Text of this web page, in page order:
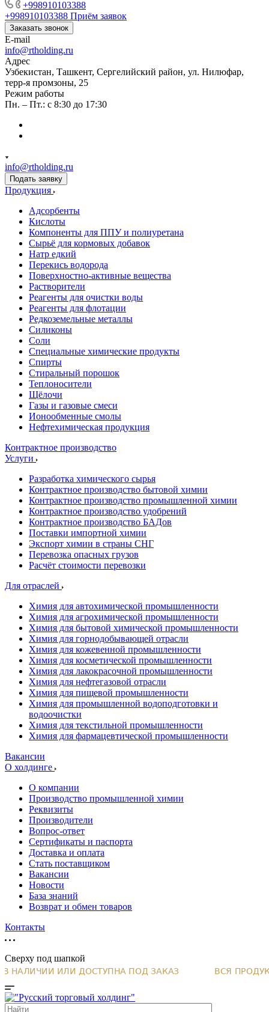
+998910103388
+998910103388 Приём заявок
Заказать звонок
E-mail
info@rtholding.ru
Адрес
Узбекистан, Ташкент, Сергелийский район, ул. Нилюфар,
терр-я промзоны, 25
Режим работы
Пн. – Пт.: с 8:30 до 17:30
info@rtholding.ru
Подать заявку
Продукция
Адсорбенты
Кислоты
Компоненты для ППУ и полиуретана
Сырьё для кормовых добавок
Натр едкий
Перекись водорода
Поверхностно-активные вещества
Растворители
Реагенты для очистки воды
Реагенты для флотации
Редкоземельные металлы
Силиконы
Соли
Специальные химические продукты
Спирты
Стиральный порошок
Теплоносители
Щёлочи
Газы и газовые смеси
Ионообменные смолы
Нефтехимическая продукция
Контрактное производство
Услуги
Разработка химического сырья
Контрактное производство бытовой химии
Контрактное производство промышленной химии
Контрактное производство удобрений
Контрактное производство БАДов
Поставки импортной химии
Экспорт химии в страны СНГ
Перевозка опасных грузов
Расчёт стоимости перевозки
Для отраслей
Химия для автохимической промышленности
Химия для агрохимической промышленности
Химия для бытовой химической промышленности
Химия для горнодобывающей отрасли
Химия для кожевенной промышленности
Химия для косметической промышленности
Химия для лакокрасочной промышленности
Химия для нефтегазовой отрасли
Химия для пищевой промышленности
Химия для промышленной водоподготовки и
водоочистки
Химия для текстильной промышленности
Химия для фармацевтической промышленности
Вакансии
О холдинге
О компании
Производство промышленной химии
Реквизиты
Производители
Вопрос-ответ
Сертификаты и паспорта
Доставка и оплата
Стать поставщиком
Вакансии
Новости
База знаний
Возврат и обмен товаров
Контакты
Сверху под шапкой